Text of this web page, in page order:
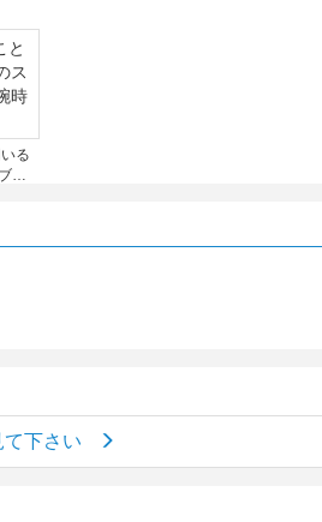
る
レ
下さい